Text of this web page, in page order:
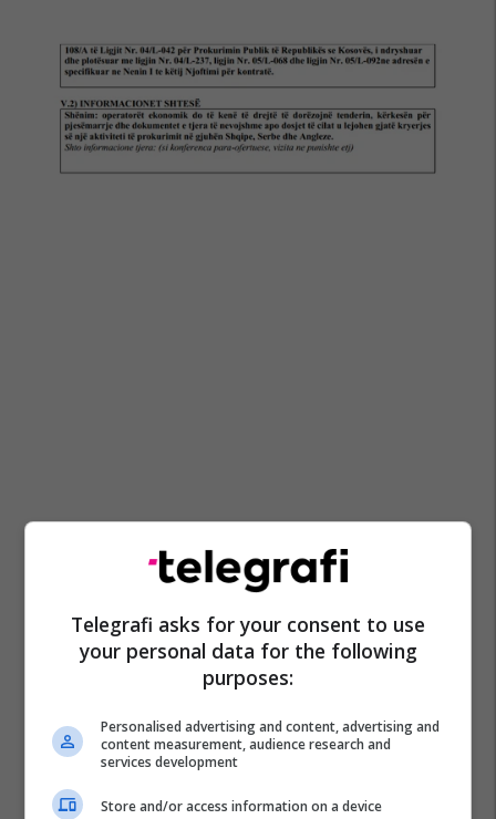
Telegrafi asks for your consent to use
your personal data for the following
purposes:
Personalised advertising and content, advertising and
content measurement, audience research and
services development
Store and/or access information on a device